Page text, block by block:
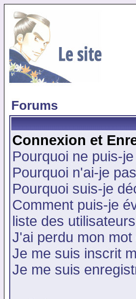
Forums
Connexion et
Pourquoi ne puis-
Pourquoi n'ai-je
Pourquoi suis-je
Comment puis-je
liste des
J'ai perdu mon mot
Je me suis inscrit
Je me suis